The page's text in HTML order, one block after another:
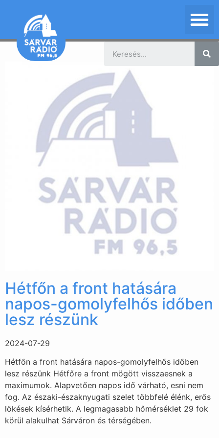
Hétfőn a front hatására
napos-gomolyfelhős időben
lesz részünk
2024-07-29
Hétfőn a front hatására napos-gomolyfelhős időben
lesz részünk Hétfőre a front mögött visszaesnek a
maximumok. Alapvetően napos idő várható, esni nem
fog. Az északi-északnyugati szelet többfelé élénk, erős
lökések kísérhetik. A legmagasabb hőmérséklet 29 fok
körül alakulhat Sárváron és térségében.